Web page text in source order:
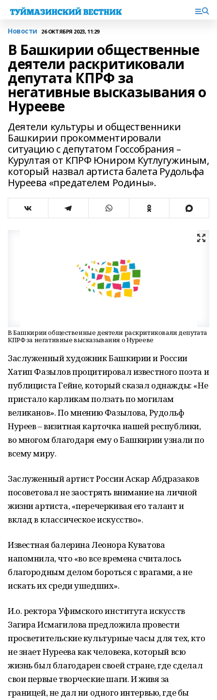
Новости 26 ОКТЯБРЯ 2023, 11:29
В Башкирии общественные
деятели раскритиковали
депутата КПРФ за
негативные высказывания о
Нурееве
Деятели культуры и общественники
Башкирии прокомментировали
ситуацию с депутатом Госсобрания –
Курултая от КПРФ Юниром Кутлугужиным,
который назвал артиста балета Рудольфа
Нуреева «предателем Родины».
В Башкирии общественные деятели раскритиковали депутата
КПРФ за негативные высказывания о Нурееве
Заслуженный художник Башкирии и России
Хатип Фазылов процитировал известного поэта и
публициста Гейне, который сказал однажды: «Не
пристало карликам ползать по могилам
великанов». По мнению Фазылова, Рудольф
Нуреев – визитная карточка нашей республики,
во многом благодаря ему о Башкирии узнали по
всему миру.
Заслуженный артист России Аскар Абдразаков
посоветовал не заострять внимание на личной
жизни артиста, «перечеркивая его талант и
вклад в классическое искусство».
Известная балерина Леонора Куватова
напомнила, что «во все времена считалось
благородным делом бороться с врагами, а не
искать их среди ушедших».
И.о. ректора Уфимского института искусств
Загира Исмагилова предложила провести
просветительские культурные часы для тех, кто
не знает Нуреева как человека, который всю
жизнь был благодарен своей стране, где сделал
свои первые творческие шаги. И живя за
границей, не дал ни одного интервью, где бы